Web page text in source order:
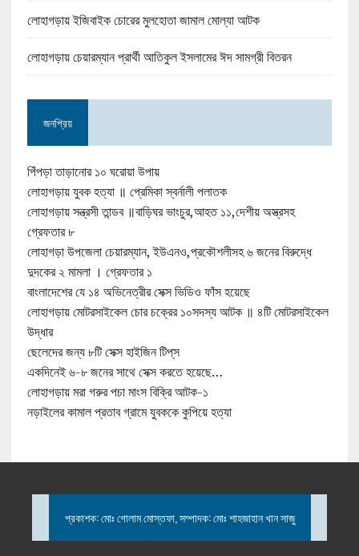
লোহাগড়ায় ইজিবাইক চোরের মুলহোতা জামাল মোল্যা আটক
লোহাগড়ায় চেয়ারম্যান প্রার্থী আতিকুল ইসলামের ঈদ সামগ্রী বিতরন
জনপ্রিয়
পিঁপড়া তাড়ানোর ১০ ঘরোয়া উপায়
লোহাগড়ায় যুবক হত্যা ॥ প্রেমিকা স্বর্নালী পলাতক
লোহাগড়ায় সন্ত্রসী তান্ডব ॥বাড়িঘর ভাংচুর,আহত ১১,দেশীয় অস্ত্রসহ
গ্রেফতার ৮
লোহাগড়া উপজেলা চেয়ারম্যান, ইউএনও,প্রকৌশলীসহ ৬ জনের বিরুদ্ধে
দুদকের ২ মামলা । গ্রেফতার ১
বাংলাদেশের যে ১৪ অভিনেত্রীর সেক্স ভিডিও ফাঁস হয়েছে
লোহাগড়ায় মোটরসাইকেল চোর চক্রের ১০সদস্য আটক ॥ ৪টি মোটরসাইকেল
উদ্ধার
ছেলেদের জন্য ৮টি সেক্স হাইজিন টিপ্‌স
একদিনেই ৬-৮ জনের সাথে সেক্স করতে হয়েছে…
লোহাগড়ায় মরা গরুর পচা মাংস বিক্রি আটক-১
নড়াইলের কামাল প্রতাব গ্রামে যুবককে কুপিয়ে হত্যা
প্রকাশক: মোঃ গোলাম মোস্তফা, সম্পাদক: মোঃ শাহজাহান খান সাজু